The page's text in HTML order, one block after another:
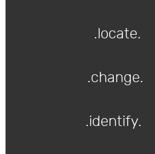
.locate.
.change.
.identify.